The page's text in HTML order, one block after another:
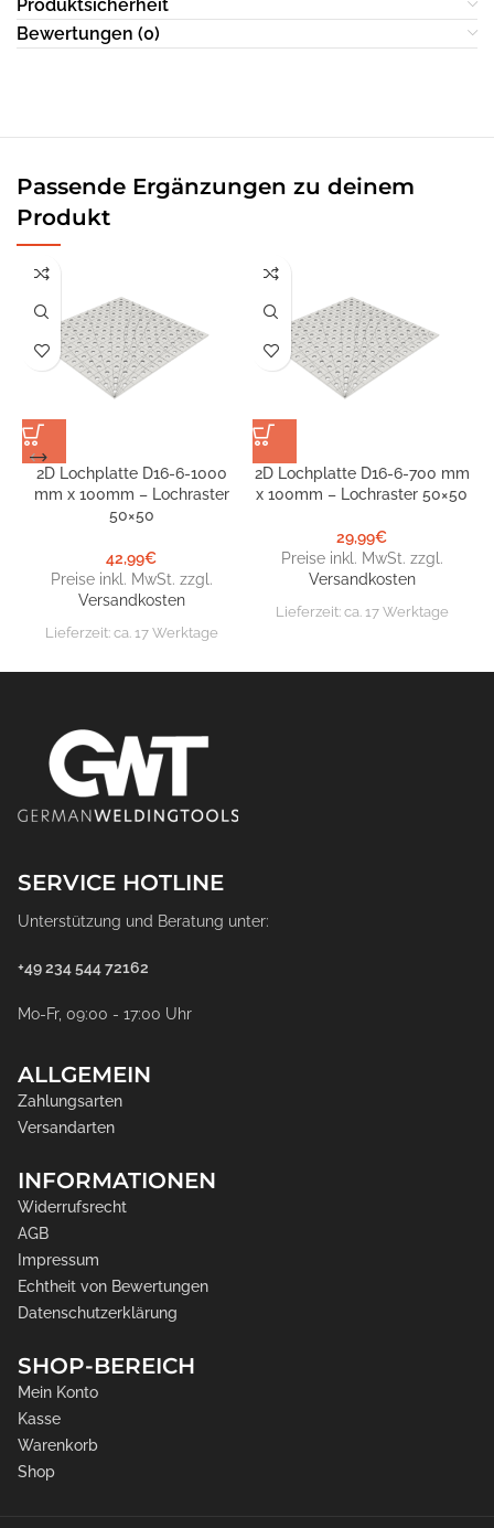
Produktsicherheit
Bewertungen (0)
Passende Ergänzungen zu deinem
Produkt
2D Lochplatte D16-6-1000
mm x 100mm – Lochraster
50×50
42,99€
Preise inkl. MwSt. zzgl.
Versandkosten
Lieferzeit: ca. 17 Werktage
2D Lochplatte D16-6-700 mm
x 100mm – Lochraster 50×50
29,99€
Preise inkl. MwSt. zzgl.
Versandkosten
Lieferzeit: ca. 17 Werktage
SERVICE HOTLINE
Unterstützung und Beratung unter:
+49 234 544 72162
Mo-Fr, 09:00 - 17:00 Uhr
ALLGEMEIN
Zahlungsarten
Versandarten
INFORMATIONEN
Widerrufsrecht
AGB
Impressum
Echtheit von Bewertungen
Datenschutzerklärung
SHOP-BEREICH
Mein Konto
Kasse
Warenkorb
Shop